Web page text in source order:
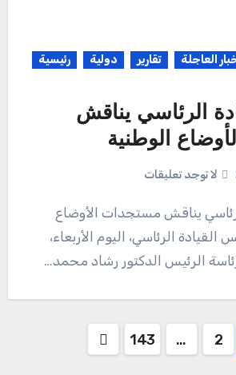
العاجلة تقارير دولية
رئيسية
الرئاسي يناقش
الوطنية
لا توجد تعليقات
الرئاسي، اليوم الأربعاء،
الرئيس الدكتور رشاد محمد…
2
…
143